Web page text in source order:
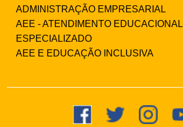
ADMINISTRAÇÃO EMPRESARIAL
AEE - ATENDIMENTO EDUCACIONAL
ESPECIALIZADO
AEE E EDUCAÇÃO INCLUSIVA